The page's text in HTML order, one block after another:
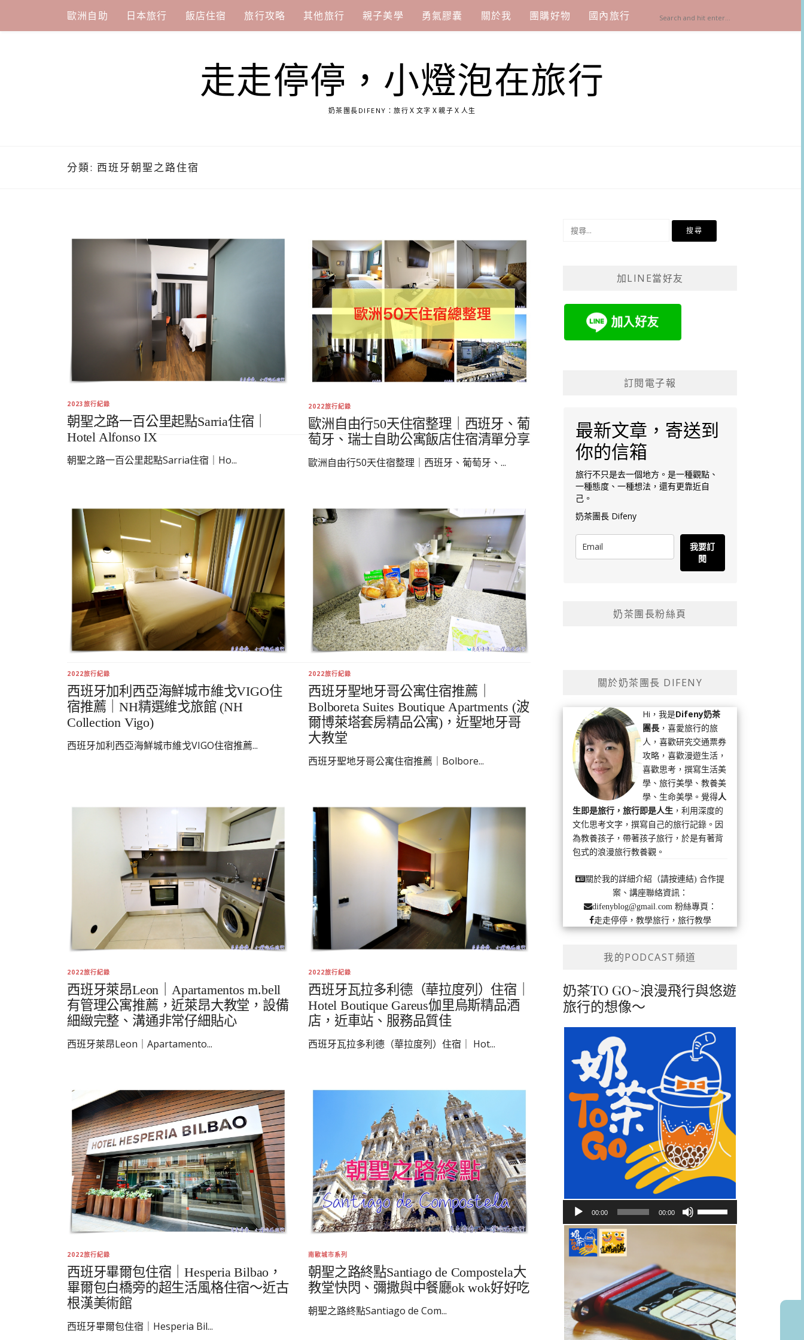
content
歐洲自助 日本旅行 飯店住宿 旅行攻略 其他旅行 親子美學 勇氣膠囊 關於我 團購好物 國內旅行
走走停停，小燈泡在旅行
奶茶團長DIFENY：旅行Ｘ文字Ｘ親子Ｘ人生
分類: 西班牙朝聖之路住宿
2023旅行紀錄
朝聖之路一百公里起點Sarria住宿｜
Hotel Alfonso IX
朝聖之路一百公里起點Sarria住宿｜Ho...
2022旅行紀錄
歐洲自由行50天住宿整理｜西班牙、葡
萄牙、瑞士自助公寓飯店住宿清單分享
歐洲自由行50天住宿整理｜西班牙、葡萄牙、...
2022旅行紀錄
西班牙加利西亞海鮮城市維戈VIGO住
宿推薦｜NH精選維戈旅館 (NH
Collection Vigo)
西班牙加利西亞海鮮城市維戈VIGO住宿推薦...
2022旅行紀錄
西班牙聖地牙哥公寓住宿推薦｜
Bolboreta Suites Boutique Apartments (波
爾博萊塔套房精品公寓)，近聖地牙哥
大教堂
西班牙聖地牙哥公寓住宿推薦｜Bolbore...
2022旅行紀錄
西班牙萊昂Leon｜Apartamentos m.bell
有管理公寓推薦，近萊昂大教堂，設備
細緻完整、溝通非常仔細貼心
西班牙萊昂Leon｜Apartamento...
2022旅行紀錄
西班牙瓦拉多利德（華拉度列）住宿｜
Hotel Boutique Gareus伽里烏斯精品酒
店，近車站、服務品質佳
西班牙瓦拉多利德（華拉度列）住宿｜ Hot...
2022旅行紀錄
西班牙畢爾包住宿｜Hesperia Bilbao，
畢爾包白橋旁的超生活風格住宿～近古
根漢美術館
西班牙畢爾包住宿｜Hesperia Bil...
南歐城市系列
朝聖之路終點Santiago de Compostela大
教堂快閃、彌撒與中餐廳ok wok好好吃
朝聖之路終點Santiago de Com...
加LINE當好友
訂閱電子報
最新文章，寄送到
你的信箱
旅行不只是去一個地方。是一種觀點、
一種態度、一種想法，還有更靠近自
己。
奶茶團長 Difeny
我要訂
閱
奶茶團長粉絲頁
關於奶茶團長 DIFENY
Hi，我是Difeny奶茶
團長 ，喜愛旅行的旅
人，喜歡研究交通票券
攻略，喜歡漫遊生活，
喜歡思考，撰寫生活美
學、旅行美學、教養美
學、生命美學。覺得人
生即是旅行，旅行即是人生 ，利用深度的
文化思考文字，撰寫自己的旅行記錄。因
為教養孩子，帶著孩子旅行，於是有著背
包式的浪漫旅行教養觀。
關於我的詳細介紹（請按連結) 合作提
案、講座聯絡資訊：
difenyblog@gmail.com粉絲專頁：
走走停停，教學旅行，旅行教學
我的PODCAST頻道
奶茶TO GO~浪漫飛行與悠遊
旅行的想像～
播
放
00:00 00:00
鍵
以
提
高